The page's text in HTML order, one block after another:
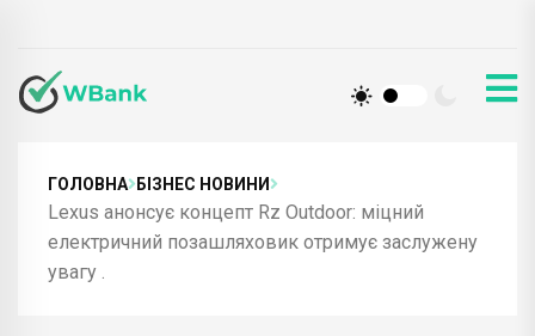
ГОЛОВНА БІЗНЕС НОВИНИ
Lexus анонсує концепт Rz Outdoor: міцний
електричний позашляховик отримує заслужену
увагу .